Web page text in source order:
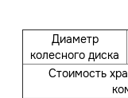
Диаметр
колесного диска
Стоимость